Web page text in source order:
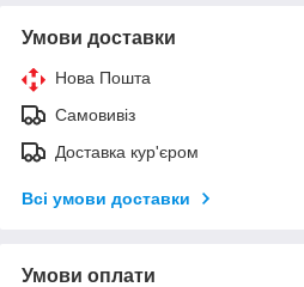
Умови доставки
Нова Пошта
Самовивіз
Доставка кур'єром
Всі умови доставки
Умови оплати